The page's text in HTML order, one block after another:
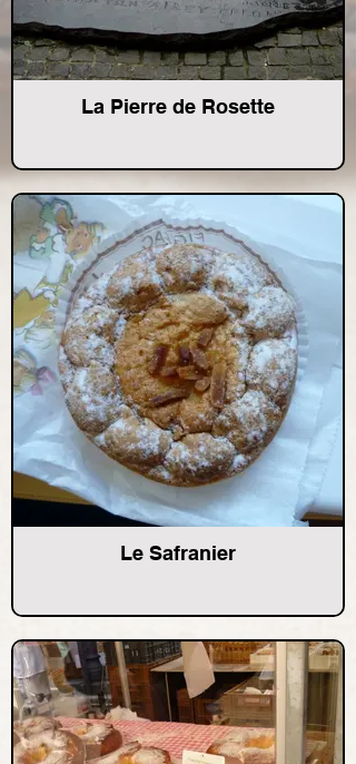
La Pierre de Rosette
Le Safranier